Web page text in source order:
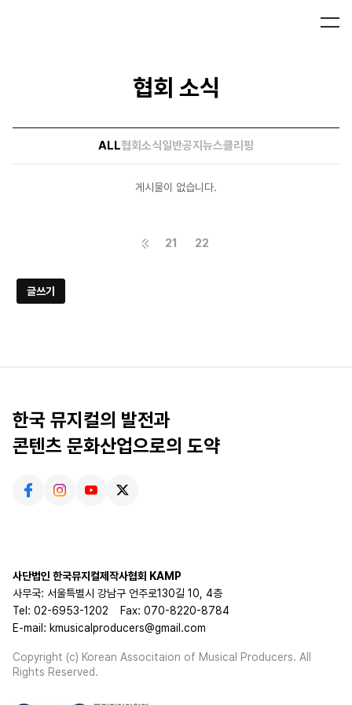
협회 소식
ALL협회소식일반공지 뉴스클리핑
게시물이 없습니다.
21 22
글쓰기
한국 뮤지컬의 발전과
콘텐츠 문화산업으로의 도약
사단법인 한국뮤지컬제작사협회 KAMP
사무국: 서울특별시 강남구 언주로130길 10, 4층
Tel: 02-6953-1202
Fax: 070-8220-8784
E-mail: kmusicalproducers@gmail.com
Copyright (c) Korean Associtaion of Musical Producers. All
Rights Reserved.